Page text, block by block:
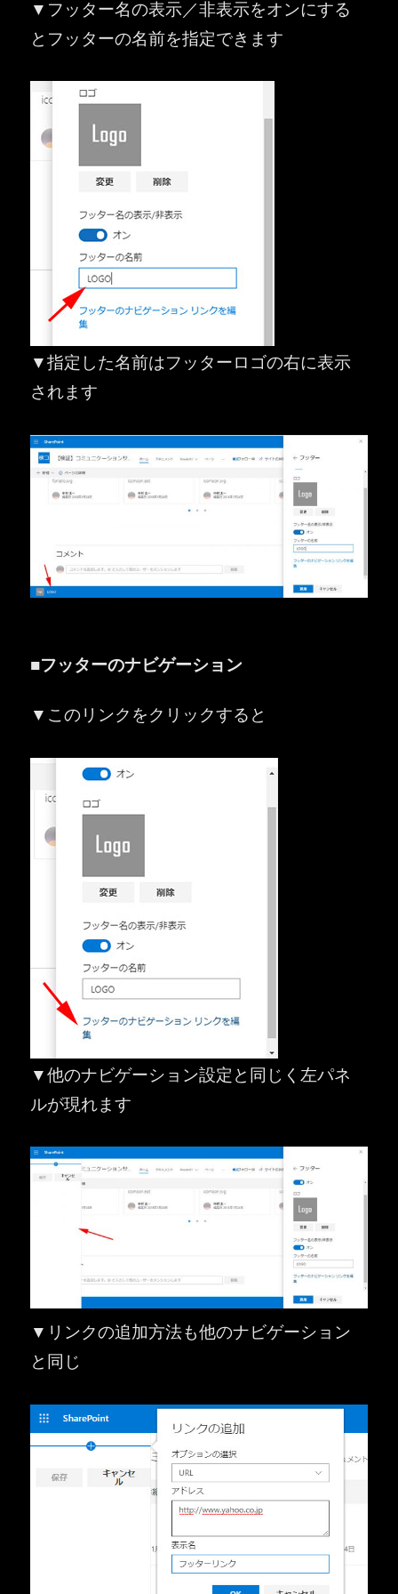
▼フッター名の表示／非表示をオンにする
とフッターの名前を指定できます
▼指定した名前はフッターロゴの右に表示
されます
■フッターのナビゲーション
▼このリンクをクリックすると
▼他のナビゲーション設定と同じく左パネ
ルが現れます
▼リンクの追加方法も他のナビゲーション
と同じ